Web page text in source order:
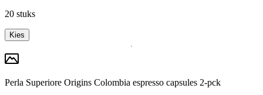
20 stuks
Kies
Perla Superiore Origins Colombia espresso capsules 2-pck